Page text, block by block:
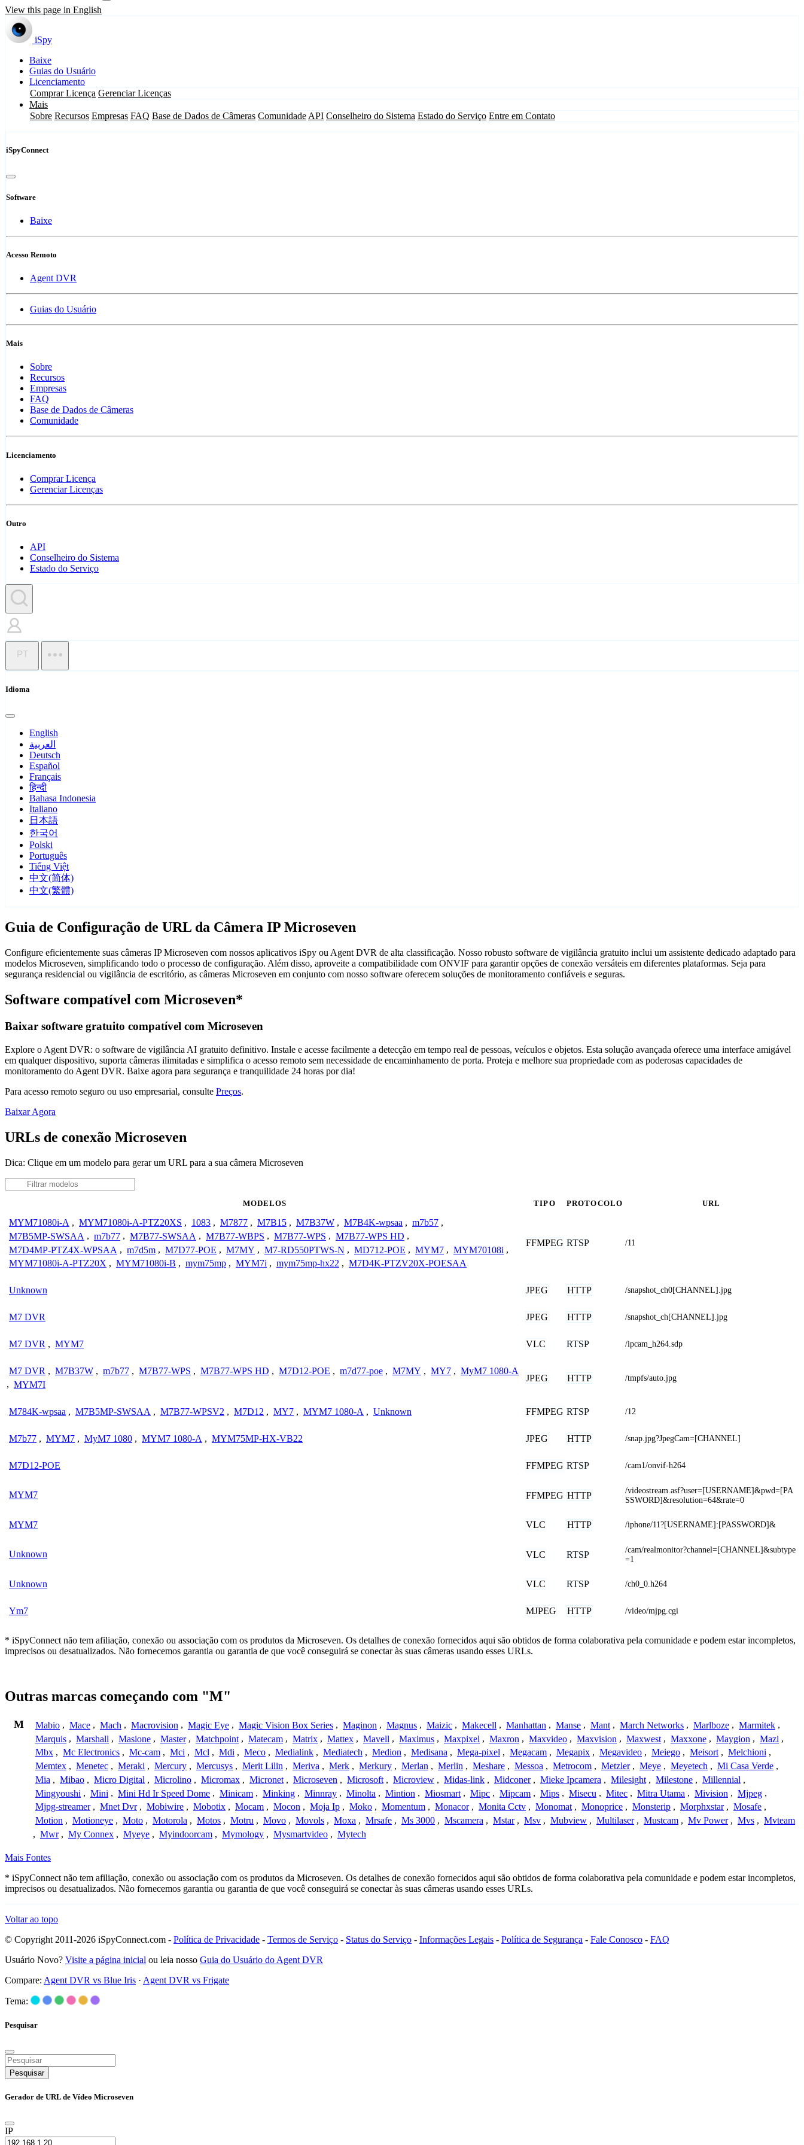
View this page in English
iSpy
Baixe
Guias do Usuário
Licenciamento
Comprar Licença Gerenciar Licenças
Mais
Sobre Recursos Empresas FAQ Base de Dados de Câmeras Comunidade API Conselheiro do Sistema Estado do Serviço Entre em Contato
iSpyConnect
Software
Baixe
Acesso Remoto
Agent DVR
Guias do Usuário
Mais
Sobre
Recursos
Empresas
FAQ
Base de Dados de Câmeras
Comunidade
Licenciamento
Comprar Licença
Gerenciar Licenças
Outro
API
Conselheiro do Sistema
Estado do Serviço
PT
Idioma
English
العربية
Deutsch
Español
Français
हिन्दी
Bahasa Indonesia
Italiano
日本語
한국어
Polski
Português
Tiếng Việt
中文(简体)
中文(繁體)
Guia de Configuração de URL da Câmera IP Microseven
Configure eficientemente suas câmeras IP Microseven com nossos aplicativos iSpy ou Agent DVR de alta classificação. Nosso robusto software de vigilância gratuito inclui um assistente dedicado adaptado para
modelos Microseven, simplificando todo o processo de configuração. Além disso, aproveite a compatibilidade com ONVIF para garantir opções de conexão versáteis em diferentes plataformas. Seja para
segurança residencial ou vigilância de escritório, as câmeras Microseven em conjunto com nosso software oferecem soluções de monitoramento confiáveis e seguras.
Software compatível com Microseven*
Baixar software gratuito compatível com Microseven
Explore o Agent DVR: o software de vigilância AI gratuito definitivo. Instale e acesse facilmente a detecção em tempo real de pessoas, veículos e objetos. Esta solução avançada oferece uma interface amigável
em qualquer dispositivo, suporta câmeras ilimitadas e simplifica o acesso remoto sem necessidade de encaminhamento de porta. Proteja e melhore sua propriedade com as poderosas capacidades de
monitoramento do Agent DVR. Baixe agora para segurança e tranquilidade 24 horas por dia!
Para acesso remoto seguro ou uso empresarial, consulte Preços.
Baixar Agora
URLs de conexão Microseven
Dica: Clique em um modelo para gerar um URL para a sua câmera Microseven
MODELOS TIPO PROTOCOLO URL
MYM71080i-A , MYM71080i-A-PTZ20XS , 1083 , M7877 , M7B15 , M7B37W , M7B4K-wpsaa , m7b57 ,
M7B5MP-SWSAA , m7b77 , M7B77-SWSAA , M7B77-WBPS , M7B77-WPS , M7B77-WPS HD ,
M7D4MP-PTZ4X-WPSAA , m7d5m , M7D77-POE , M7MY , M7-RD550PTWS-N , MD712-POE , MYM7 , MYM70108i ,
MYM71080i-A-PTZ20X , MYM71080i-B , mym75mp , MYM7i , mym75mp-hx22 , M7D4K-PTZV20X-POESAA
FFMPEG RTSP /11
Unknown JPEG HTTP /snapshot_ch0[CHANNEL].jpg
M7 DVR JPEG HTTP /snapshot_ch[CHANNEL].jpg
M7 DVR , MYM7 VLC RTSP /ipcam_h264.sdp
M7 DVR , M7B37W , m7b77 , M7B77-WPS , M7B77-WPS HD , M7D12-POE , m7d77-poe , M7MY , MY7 , MyM7 1080-A
, MYM7I
JPEG HTTP /tmpfs/auto.jpg
M784K-wpsaa , M7B5MP-SWSAA , M7B77-WPSV2 , M7D12 , MY7 , MYM7 1080-A , Unknown FFMPEG RTSP /12
M7b77 , MYM7 , MyM7 1080 , MYM7 1080-A , MYM75MP-HX-VB22 JPEG HTTP /snap.jpg?JpegCam=[CHANNEL]
M7D12-POE FFMPEG RTSP /cam1/onvif-h264
MYM7 FFMPEG HTTP
/videostream.asf?user=[USERNAME]&pwd=[PA
SSWORD]&resolution=64&rate=0
MYM7 VLC HTTP /iphone/11?[USERNAME]:[PASSWORD]&
Unknown VLC RTSP
/cam/realmonitor?channel=[CHANNEL]&subtype
=1
Unknown VLC RTSP /ch0_0.h264
Ym7 MJPEG HTTP /video/mjpg.cgi
* iSpyConnect não tem afiliação, conexão ou associação com os produtos da Microseven. Os detalhes de conexão fornecidos aqui são obtidos de forma colaborativa pela comunidade e podem estar incompletos,
imprecisos ou desatualizados. Não fornecemos garantia ou garantia de que você conseguirá se conectar às suas câmeras usando esses URLs.
Outras marcas começando com "M"
M Mabio , Mace , Mach , Macrovision , Magic Eye , Magic Vision Box Series , Maginon , Magnus , Maizic , Makecell , Manhattan , Manse , Mant , March Networks , Marlboze , Marmitek ,
Marquis , Marshall , Masione , Master , Matchpoint , Matecam , Matrix , Mattex , Mavell , Maximus , Maxpixel , Maxron , Maxvideo , Maxvision , Maxwest , Maxxone , Maygion , Mazi ,
Mbx , Mc Electronics , Mc-cam , Mci , Mcl , Mdi , Meco , Medialink , Mediatech , Medion , Medisana , Mega-pixel , Megacam , Megapix , Megavideo , Meiego , Meisort , Melchioni ,
Memtex , Menetec , Meraki , Mercury , Mercusys , Merit Lilin , Meriva , Merk , Merkury , Merlan , Merlin , Meshare , Messoa , Metrocom , Metzler , Meye , Meyetech , Mi Casa Verde ,
Mia , Mibao , Micro Digital , Microlino , Micromax , Micronet , Microseven , Microsoft , Microview , Midas-link , Midconer , Mieke Ipcamera , Milesight , Milestone , Millennial ,
Mingyoushi , Mini , Mini Hd Ir Speed Dome , Minicam , Minking , Minnray , Minolta , Mintion , Miosmart , Mipc , Mipcam , Mips , Misecu , Mitec , Mitra Utama , Mivision , Mjpeg ,
Mjpg-streamer , Mnet Dvr , Mobiwire , Mobotix , Mocam , Mocon , Moja Ip , Moko , Momentum , Monacor , Monita Cctv , Monomat , Monoprice , Monsterip , Morphxstar , Mosafe ,
Motion , Motioneye , Moto , Motorola , Motos , Motru , Movo , Movols , Moxa , Mrsafe , Ms 3000 , Mscamera , Mstar , Msv , Mubview , Multilaser , Mustcam , Mv Power , Mvs , Mvteam
, Mwr , My Connex , Myeye , Myindoorcam , Mymology , Mysmartvideo , Mytech
Mais Fontes
* iSpyConnect não tem afiliação, conexão ou associação com os produtos da Microseven. Os detalhes de conexão fornecidos aqui são obtidos de forma colaborativa pela comunidade e podem estar incompletos,
imprecisos ou desatualizados. Não fornecemos garantia ou garantia de que você conseguirá se conectar às suas câmeras usando esses URLs.
Voltar ao topo
© Copyright 2011-2026 iSpyConnect.com - Política de Privacidade - Termos de Serviço - Status do Serviço - Informações Legais - Política de Segurança - Fale Conosco - FAQ
Usuário Novo? Visite a página inicial ou leia nosso Guia do Usuário do Agent DVR
Compare: Agent DVR vs Blue Iris · Agent DVR vs Frigate
Tema:
Pesquisar
Pesquisar
Gerador de URL de Vídeo Microseven
IP